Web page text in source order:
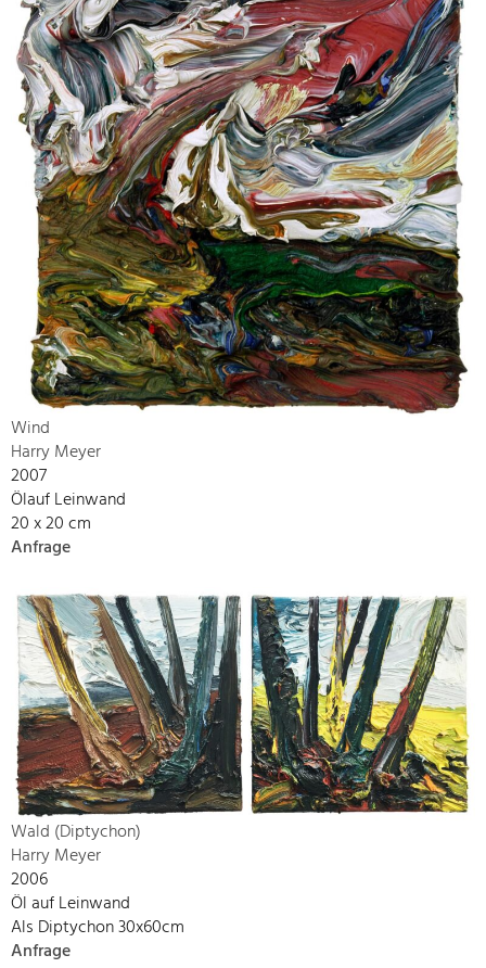
Wind
Harry Meyer
2007
Ölauf Leinwand
20 x 20 cm
Anfrage
Wald (Diptychon)
Harry Meyer
2006
Öl auf Leinwand
Als Diptychon 30x60cm
Anfrage